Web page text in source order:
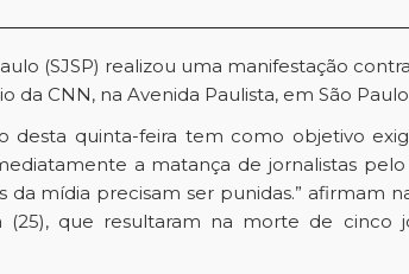
(SJSP) realizou uma manifestação
CNN, na Avenida Paulista, em São
desta quinta-feira tem como objetivo
a matança de jornalistas pelo
da mídia precisam ser punidas.” afirmam
que resultaram na morte de cinco